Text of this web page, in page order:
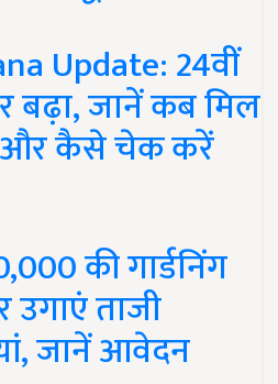
Update: 24वीं
बढ़ा, जानें कब मिल
और कैसे चेक करें
की गार्डनिंग
ताजी
जानें आवेदन